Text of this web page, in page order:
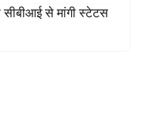
से मांगी स्टेटस